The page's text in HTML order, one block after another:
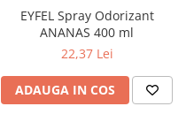
EYFEL Spray Odorizant
ANANAS 400 ml
22,37 Lei
ADAUGA IN COS